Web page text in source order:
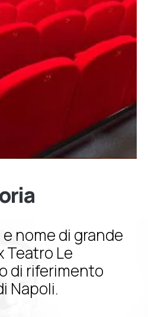
nome di grande
Teatro Le
di riferimento
Napoli.